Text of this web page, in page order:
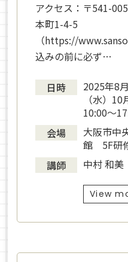
アクセス：〒541-
本町1-4-5
（https://
込みの前に必ず…
日時
2025年8
（水）10
10:00～
会場
大阪市中
館 5F研
講師
中村 和美
View